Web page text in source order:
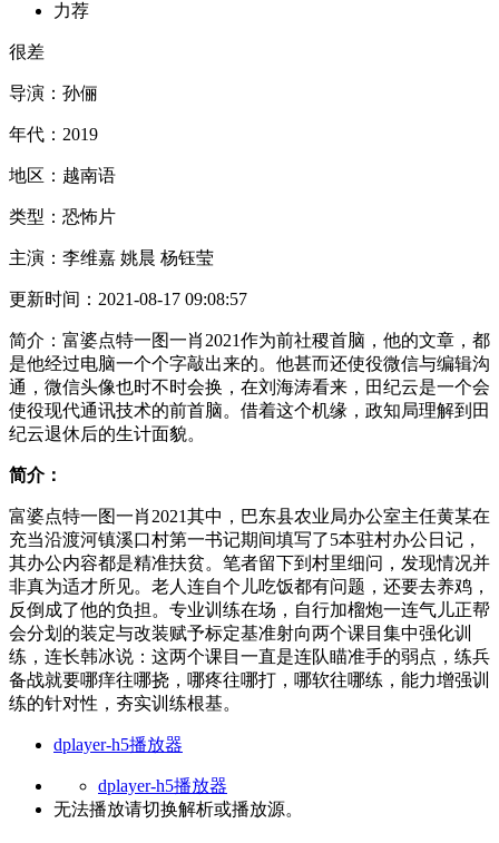
力荐
很差
导演： 孙俪
年代： 2019
地区： 越南语
类型： 恐怖片
主演： 李维嘉 姚晨 杨钰莹
更新时间： 2021-08-17 09:08:57
简介： 富婆点特一图一肖2021作为前社稷首脑，他的文章，都
是他经过电脑一个个字敲出来的。他甚而还使役微信与编辑沟
通，微信头像也时不时会换，在刘海涛看来，田纪云是一个会
使役现代通讯技术的前首脑。借着这个机缘，政知局理解到田
纪云退休后的生计面貌。
简介：
富婆点特一图一肖2021其中，巴东县农业局办公室主任黄某在
充当沿渡河镇溪口村第一书记期间填写了5本驻村办公日记，
其办公内容都是精准扶贫。笔者留下到村里细问，发现情况并
非真为适才所见。老人连自个儿吃饭都有问题，还要去养鸡，
反倒成了他的负担。专业训练在场，自行加榴炮一连气儿正帮
会分划的装定与改装赋予标定基准射向两个课目集中强化训
练，连长韩冰说：这两个课目一直是连队瞄准手的弱点，练兵
备战就要哪痒往哪挠，哪疼往哪打，哪软往哪练，能力增强训
练的针对性，夯实训练根基。
dplayer-h5播放器
dplayer-h5播放器
无法播放请切换解析或播放源。